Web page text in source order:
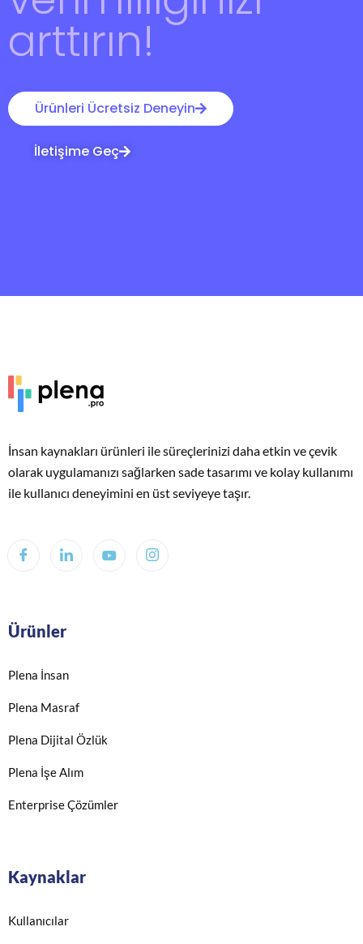
arttırın!
Ürünleri Ücretsiz Deneyin
İletişime Geç
İnsan kaynakları ürünleri ile süreçlerinizi daha etkin ve çevik
olarak uygulamanızı sağlarken sade tasarımı ve kolay kullanımı
ile kullanıcı deneyimini en üst seviyeye taşır.
Ürünler
Plena İnsan
Plena Masraf
Plena Dijital Özlük
Plena İşe Alım
Enterprise Çözümler
Kaynaklar
Kullanıcılar